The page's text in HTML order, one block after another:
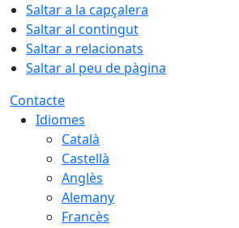
Saltar a la capçalera
Saltar al contingut
Saltar a relacionats
Saltar al peu de pàgina
Contacte
Idiomes
Català
Castellà
Anglès
Alemany
Francès